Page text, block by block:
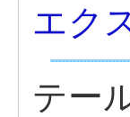
エク
テー